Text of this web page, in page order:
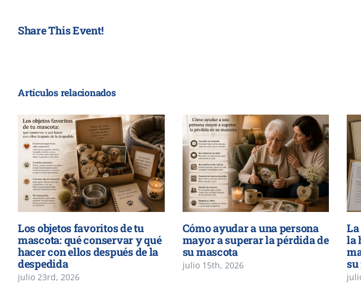
Share This Event!
Artículos relacionados
Los objetos favoritos de tu
mascota: qué conservar y qué
hacer con ellos después de la
despedida
julio 23rd, 2026
Cómo ayudar a una persona
mayor a superar la pérdida de
su mascota
julio 15th, 2026
la